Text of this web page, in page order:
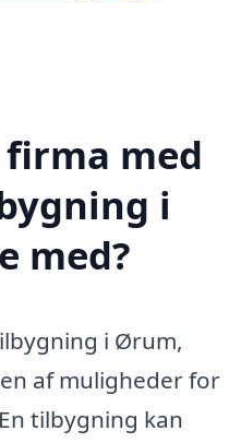
med
i
med?
i Ørum,
af muligheder for
tilbygning kan